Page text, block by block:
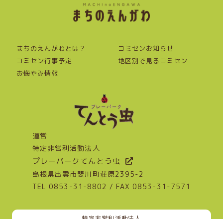
まちのえんがわとは？
コミセンお知らせ
コミセン行事予定
地区別で見るコミセン
お悔やみ情報
運営
特定非営利活動法人
プレーパークてんとう虫
島根県出雲市斐川町荘原2395-2
TEL 0853-31-8802 / FAX 0853-31-7571